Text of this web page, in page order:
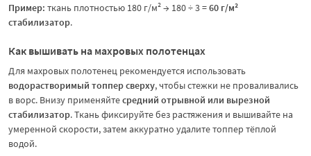
Пример: ткань плотностью 180 г/м² → 180 ÷ 3 =60 г/м²
стабилизатор.
Как вышивать на махровых полотенцах
Для махровых полотенец рекомендуется использовать
водорастворимый топпер сверху, чтобы стежки не проваливались
в ворс. Внизу применяйтесредний отрывной или вырезной
стабилизатор. Ткань фиксируйте без растяжения и вышивайте на
умеренной скорости, затем аккуратно удалите топпер тёплой
водой.